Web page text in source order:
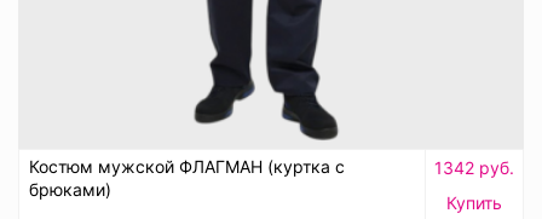
Костюм мужской ФЛАГМАН (куртка с
брюками)
1342 руб.
Купить